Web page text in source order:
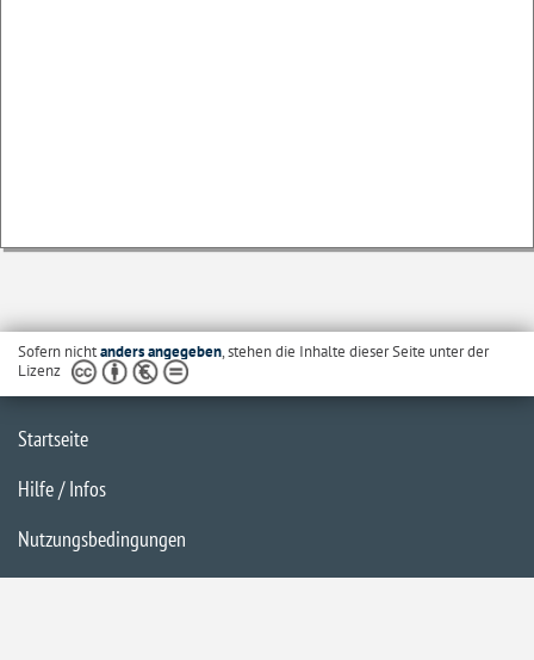
Sofern nichtanders angegeben, stehen die Inhalte dieser Seite unter der
Lizenz
Startseite
Hilfe / Infos
Nutzungsbedingungen